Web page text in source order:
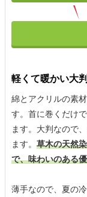
軽くて暖かい大
綿とアクリルの素
す。首に巻くだけ
ます。大判なので
ます。 草木の天然
で、味わいのある
薄手なので、夏の